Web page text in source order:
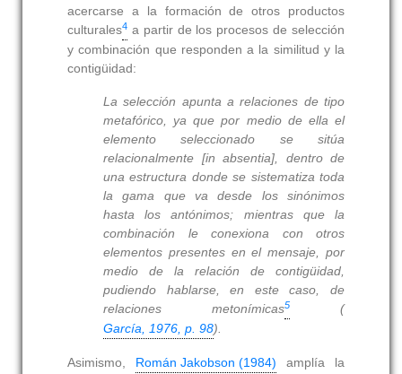
acercarse a la formación de otros productos
culturales4 a partir de los procesos de selección
y combinación que responden a la similitud y la
contigüidad:
La selección apunta a relaciones de tipo
metafórico, ya que por medio de ella el
elemento seleccionado se sitúa
relacionalmente [in absentia], dentro de
una estructura donde se sistematiza toda
la gama que va desde los sinónimos
hasta los antónimos; mientras que la
combinación le conexiona con otros
elementos presentes en el mensaje, por
medio de la relación de contigüidad,
pudiendo hablarse, en este caso, de
relaciones metonímicas5
(
García, 1976, p. 98).
Asimismo, Román Jakobson (1984) amplía la